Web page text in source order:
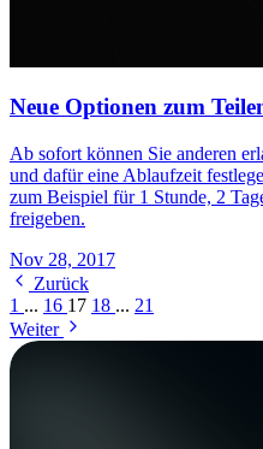
Neue Optionen zum
Ab sofort können Sie anderen
und dafür eine Ablaufzeit
zum Beispiel für 1 Stunde, 2
freigeben.
Nov 28, 2017
Zurück
1 ... 16 17 18 ... 21
Weiter